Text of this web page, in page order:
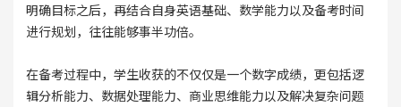
明确目标之后，再结合自身英语基础、数学能力以及备考时间
进行规划，往往能够事半功倍。
在备考过程中，学生收获的不仅仅是一个数字成绩，更包括逻
辑分析能力、数据处理能力、商业思维能力以及解决复杂问题